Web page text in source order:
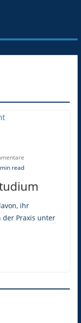
read
ihr
der Praxis unter